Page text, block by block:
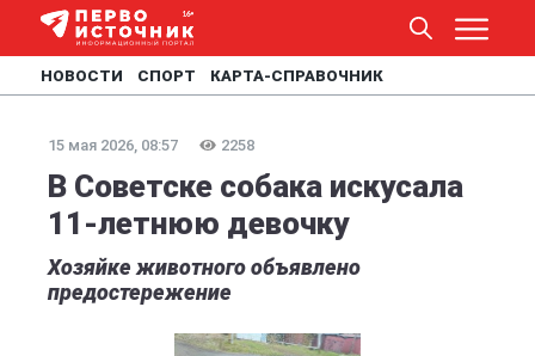
НОВОСТИ СПОРТ КАРТА-СПРАВОЧНИК
15 мая 2026, 08:57 2258
В Советске собака искусала
11-летнюю девочку
Хозяйке животного объявлено
предостережение